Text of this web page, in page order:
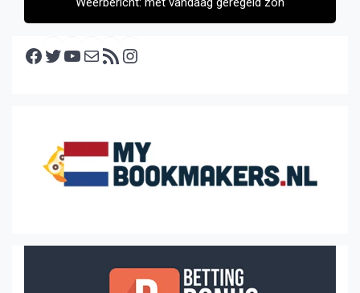
Facebook Twitter YouTube E-mail RSS feed